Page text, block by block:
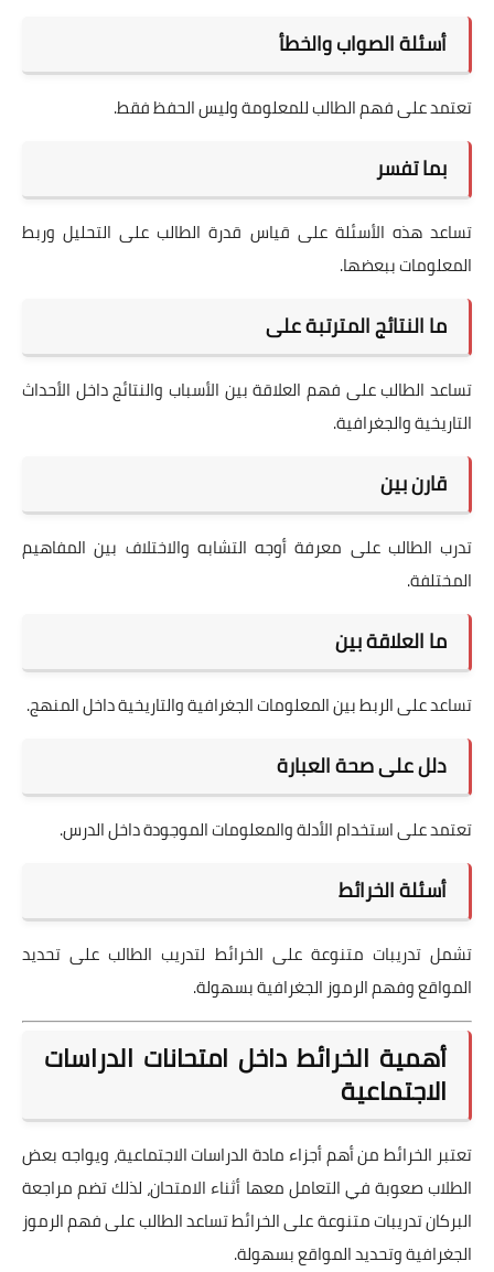
أسئلة الصواب والخطأ
تعتمد على فهم الطالب للمعلومة وليس الحفظ فقط.
بما تفسر
تساعد هذه الأسئلة على قياس قدرة الطالب على التحليل وربط
المعلومات ببعضها.
ما النتائج المترتبة على
تساعد الطالب على فهم العلاقة بين الأسباب والنتائج داخل الأحداث
التاريخية والجغرافية.
قارن بين
تدرب الطالب على معرفة أوجه التشابه والاختلاف بين المفاهيم
المختلفة.
ما العلاقة بين
تساعد على الربط بين المعلومات الجغرافية والتاريخية داخل المنهج.
دلل على صحة العبارة
تعتمد على استخدام الأدلة والمعلومات الموجودة داخل الدرس.
أسئلة الخرائط
تشمل تدريبات متنوعة على الخرائط لتدريب الطالب على تحديد
المواقع وفهم الرموز الجغرافية بسهولة.
أهمية الخرائط داخل امتحانات الدراسات
الاجتماعية
تعتبر الخرائط من أهم أجزاء مادة الدراسات الاجتماعية، ويواجه بعض
الطلاب صعوبة في التعامل معها أثناء الامتحان، لذلك تضم مراجعة
البركان تدريبات متنوعة على الخرائط تساعد الطالب على فهم الرموز
الجغرافية وتحديد المواقع بسهولة.